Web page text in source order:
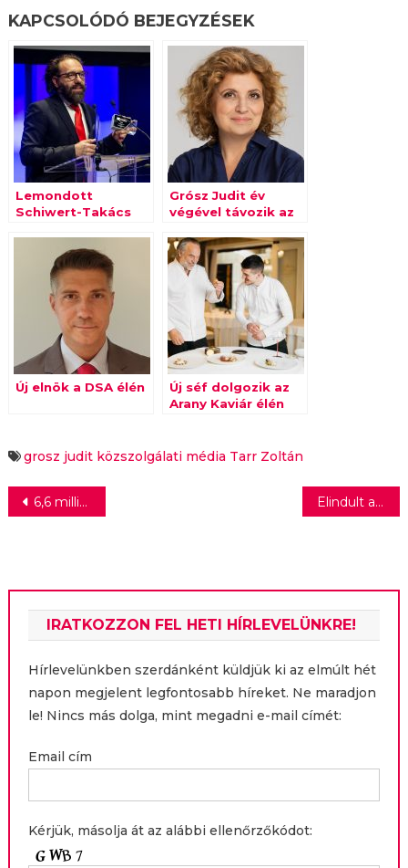
KAPCSOLÓDÓ BEJEGYZÉSEK
Lemondott
Schiwert-Takács
marketing és
kommunikációs
igazgatója
Grósz Judit év
végével távozik az
Új elnök a DSA élén
Új séf dolgozik az
Arany Kaviár élén
grosz judit közszolgálati média Tarr Zoltán
Bejegyzés
6,6 millió dolláros befektetést kapott a Kodesage, amely mesterséges intelligenciával újítja meg az elavult nagyvállalati szoftvereket Elindult a „Hazaiban Hirdetünk” kampány – Összefog a hazai médiaszakma a magyar tartalom jövőjéért
IRATKOZZON FEL HETI HÍRLEVELÜNKRE!
Hírlevelünkben szerdánként küldjük ki az elmúlt hét
napon megjelent legfontosabb híreket. Ne maradjon
le! Nincs más dolga, mint megadni e-mail címét:
Email cím
Kérjük, másolja át az alábbi ellenőrzőkódot: